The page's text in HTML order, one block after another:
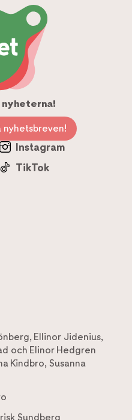
nyheterna!
nyhetsbreven!
Instagram
TikTok
, Ellinor Jidenius,
och Elinor Hedgren
Kindbro, Susanna
Sundberg